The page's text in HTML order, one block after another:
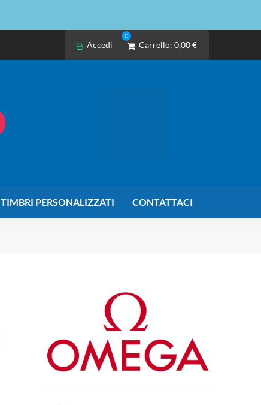
Accedi
0
Carrello: 0,00 €
TIMBRI PERSONALIZZATI CONTATTACI